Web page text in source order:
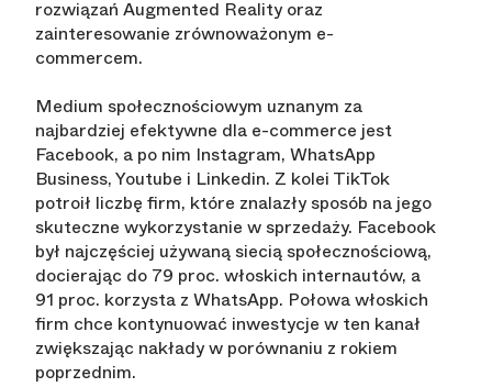
rozwiązań Augmented Reality oraz
zainteresowanie zrównoważonym e-
commercem.
Medium społecznościowym uznanym za
najbardziej efektywne dla e-commerce jest
Facebook, a po nim Instagram, WhatsApp
Business, Youtube i Linkedin. Z kolei TikTok
potroił liczbę firm, które znalazły sposób na jego
skuteczne wykorzystanie w sprzedaży. Facebook
był najczęściej używaną siecią społecznościową,
docierając do 79 proc. włoskich internautów, a
91 proc. korzysta z WhatsApp. Połowa włoskich
firm chce kontynuować inwestycje w ten kanał
zwiększając nakłady w porównaniu z rokiem
poprzednim.